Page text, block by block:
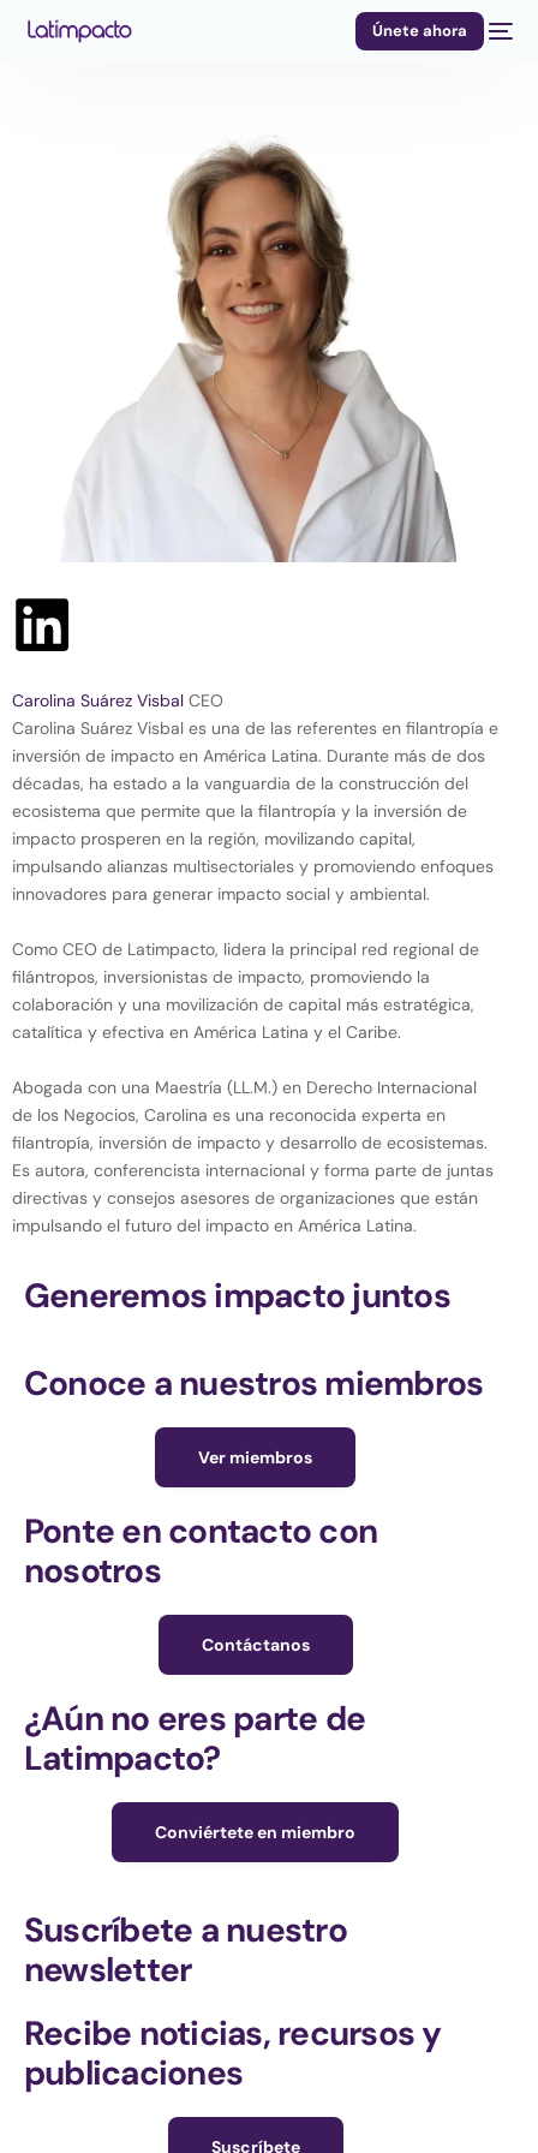
Únete ahora
Carolina Suárez Visbal CEO
Carolina Suárez Visbal es una de las referentes en filantropía e
inversión de impacto en América Latina. Durante más de dos
décadas, ha estado a la vanguardia de la construcción del
ecosistema que permite que la filantropía y la inversión de
impacto prosperen en la región, movilizando capital,
impulsando alianzas multisectoriales y promoviendo enfoques
innovadores para generar impacto social y ambiental.
Como CEO de Latimpacto, lidera la principal red regional de
filántropos, inversionistas de impacto, promoviendo la
colaboración y una movilización de capital más estratégica,
catalítica y efectiva en América Latina y el Caribe.
Abogada con una Maestría (LL.M.) en Derecho Internacional
de los Negocios, Carolina es una reconocida experta en
filantropía, inversión de impacto y desarrollo de ecosistemas.
Es autora, conferencista internacional y forma parte de juntas
directivas y consejos asesores de organizaciones que están
impulsando el futuro del impacto en América Latina.
Generemos impacto juntos
Conoce a nuestros miembros
Ver miembros
Ponte en contacto con
nosotros
Contáctanos
¿Aún no eres parte de
Latimpacto?
Conviértete en miembro
Suscríbete a nuestro
newsletter
Recibe noticias, recursos y
publicaciones
Suscríbete